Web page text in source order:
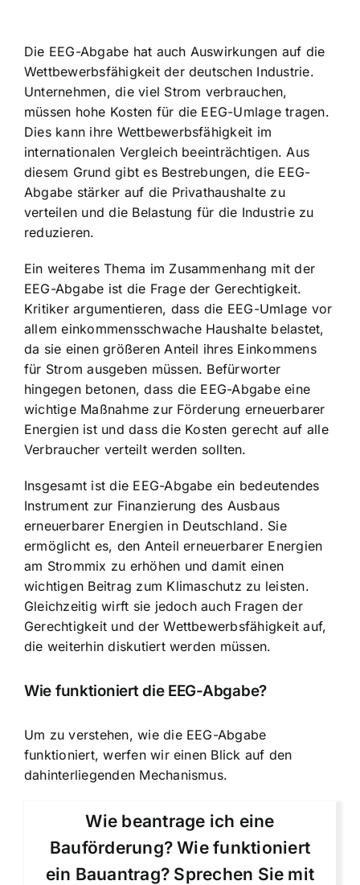
Die EEG-Abgabe hat auch Auswirkungen auf die
Wettbewerbsfähigkeit der deutschen Industrie.
Unternehmen, die viel Strom verbrauchen,
müssen hohe Kosten für die EEG-Umlage tragen.
Dies kann ihre Wettbewerbsfähigkeit im
internationalen Vergleich beeinträchtigen. Aus
diesem Grund gibt es Bestrebungen, die EEG-
Abgabe stärker auf die Privathaushalte zu
verteilen und die Belastung für die Industrie zu
reduzieren.
Ein weiteres Thema im Zusammenhang mit der
EEG-Abgabe ist die Frage der Gerechtigkeit.
Kritiker argumentieren, dass die EEG-Umlage vor
allem einkommensschwache Haushalte belastet,
da sie einen größeren Anteil ihres Einkommens
für Strom ausgeben müssen. Befürworter
hingegen betonen, dass die EEG-Abgabe eine
wichtige Maßnahme zur Förderung erneuerbarer
Energien ist und dass die Kosten gerecht auf alle
Verbraucher verteilt werden sollten.
Insgesamt ist die EEG-Abgabe ein bedeutendes
Instrument zur Finanzierung des Ausbaus
erneuerbarer Energien in Deutschland. Sie
ermöglicht es, den Anteil erneuerbarer Energien
am Strommix zu erhöhen und damit einen
wichtigen Beitrag zum Klimaschutz zu leisten.
Gleichzeitig wirft sie jedoch auch Fragen der
Gerechtigkeit und der Wettbewerbsfähigkeit auf,
die weiterhin diskutiert werden müssen.
Wie funktioniert die EEG-Abgabe?
Um zu verstehen, wie die EEG-Abgabe
funktioniert, werfen wir einen Blick auf den
dahinterliegenden Mechanismus.
Wie beantrage ich eine
Bauförderung? Wie funktioniert
ein Bauantrag? Sprechen Sie mit